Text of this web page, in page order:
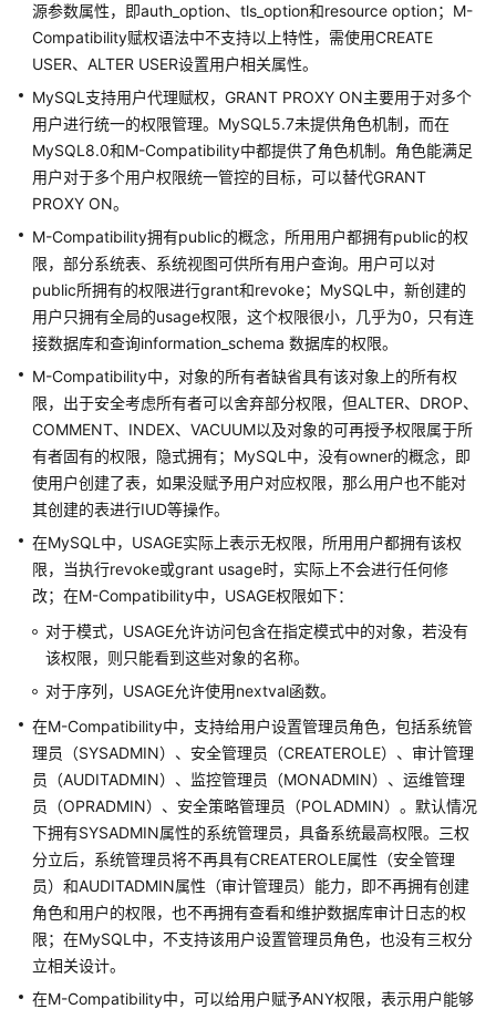
指
南
GaussDB
数
据
库
准
备
数
据
类
型
转
换
语
法
转
换
明
转
换
错
码
风
险
自
定
义
GaussDB
集
中
源参数属性，即auth_option、tls_option和resource option；M-
Compatibility赋权语法中不支持以上特性，需使用CREATE
USER、ALTER USER设置用户相关属性。
MySQL支持用户代理赋权，GRANT PROXY ON主要用于对多个
用户进行统一的权限管理。MySQL5.7未提供角色机制，而在
MySQL8.0和M-Compatibility中都提供了角色机制。角色能满足
用户对于多个用户权限统一管控的目标，可以替代GRANT
PROXY ON。
M-Compatibility拥有public的概念，所用用户都拥有public的权
限，部分系统表、系统视图可供所有用户查询。用户可以对
public所拥有的权限进行grant和revoke；MySQL中，新创建的
用户只拥有全局的usage权限，这个权限很小，几乎为0，只有连
接数据库和查询information_schema 数据库的权限。
M-Compatibility中，对象的所有者缺省具有该对象上的所有权
限，出于安全考虑所有者可以舍弃部分权限，但ALTER、DROP、
COMMENT、INDEX、VACUUM以及对象的可再授予权限属于所
有者固有的权限，隐式拥有；MySQL中，没有owner的概念，即
使用户创建了表，如果没赋予用户对应权限，那么用户也不能对
其创建的表进行IUD等操作。
在MySQL中，USAGE实际上表示无权限，所用用户都拥有该权
限，当执行revoke或grant usage时，实际上不会进行任何修
改；在M-Compatibility中，USAGE权限如下：
对于模式，USAGE允许访问包含在指定模式中的对象，若没有
该权限，则只能看到这些对象的名称。
对于序列，USAGE允许使用nextval函数。
在M-Compatibility中，支持给用户设置管理员角色，包括系统管
理员（SYSADMIN）、安全管理员（CREATEROLE）、审计管理
员（AUDITADMIN）、监控管理员（MONADMIN）、运维管理
员（OPRADMIN）、安全策略管理员（POLADMIN）。默认情况
下拥有SYSADMIN属性的系统管理员，具备系统最高权限。三权
分立后，系统管理员将不再具有CREATEROLE属性（安全管理
员）和AUDITADMIN属性（审计管理员）能力，即不再拥有创建
角色和用户的权限，也不再拥有查看和维护数据库审计日志的权
限；在MySQL中，不支持该用户设置管理员角色，也没有三权分
立相关设计。
在M-Compatibility中，可以给用户赋予ANY权限，表示用户能够